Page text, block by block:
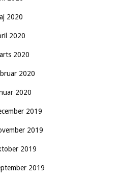
2020
2020
2020
2020
2020
2019
2019
2019
2019